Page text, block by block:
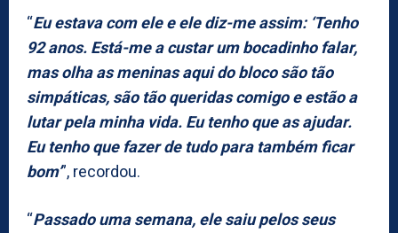
“Eu estava com ele e ele diz-me assim: ‘Tenho
92 anos. Está-me a custar um bocadinho falar,
mas olha as meninas aqui do bloco são tão
simpáticas, são tão queridas comigo e estão a
lutar pela minha vida. Eu tenho que as ajudar.
Eu tenho que fazer de tudo para também ficar
bom’”, recordou.
“Passado uma semana, ele saiu pelos seus